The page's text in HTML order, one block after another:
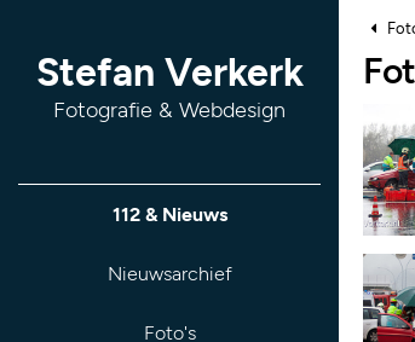
Stefan Verkerk
Fotografie & Webdesign
112 & Nieuws
Nieuwsarchief
Foto's